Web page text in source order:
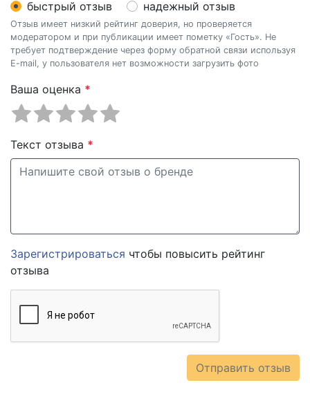
быстрый отзыв надежный отзыв
Отзыв имеет низкий рейтинг доверия, но проверяется
модератором и при публикации имеет пометку «Гость». Не
требует подтверждение через форму обратной связи используя
E-mail, у пользователя нет возможности загрузить фото
Ваша оценка *
Текст отзыва *
Зарегистрироваться чтобы повысить рейтинг
отзыва
Отправить отзыв